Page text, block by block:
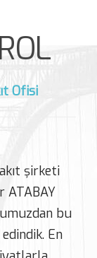
Ofisi
şirketi
ATABAY
bu
En